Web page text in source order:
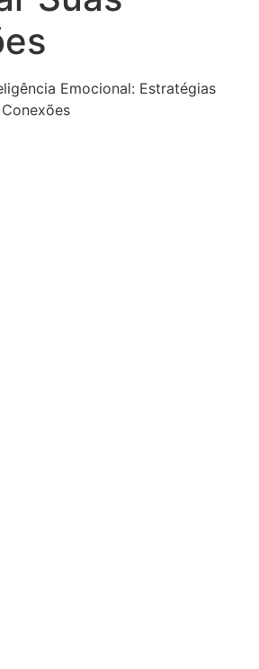
Emocional: Estratégias